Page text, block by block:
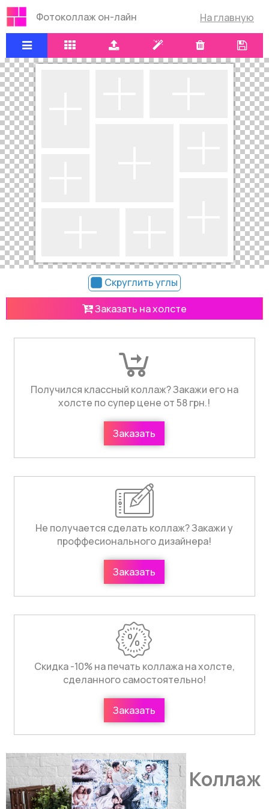
Фотоколлаж он-лайн На главную
Скруглить углы
Заказать на холсте
Получился классный коллаж? Закажи его на
холсте по супер цене от 58 грн.!
Заказать
Не получается сделать коллаж? Закажи у
проффесионального дизайнера!
Заказать
Скидка -10% на печать коллажа на холсте,
сделанного самостоятельно!
Заказать
Коллаж